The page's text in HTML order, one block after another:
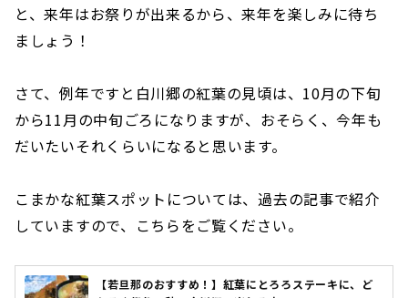
と、来年はお祭りが出来るから、来年を楽しみに待ち
ましょう！
さて、例年ですと白川郷の紅葉の見頃は、10月の下旬
から11月の中旬ごろになりますが、おそらく、今年も
だいたいそれくらいになると思います。
こまかな紅葉スポットについては、過去の記事で紹介
していますので、こちらをご覧ください。
【若旦那のおすすめ！】紅葉にとろろステーキに、ど